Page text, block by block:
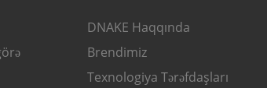
DNAKE Haqqında
Brendimiz
Texnologiya Tərəfdaşları